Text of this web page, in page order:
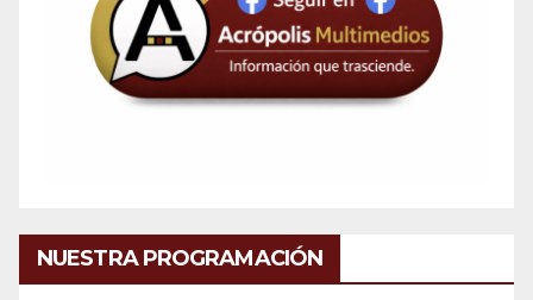
NUESTRA PROGRAMACIÓN